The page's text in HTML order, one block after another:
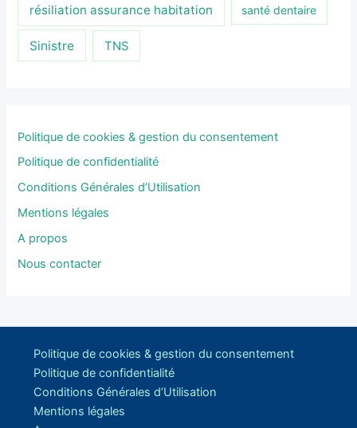
résiliation assurance habitation santé dentaire
Sinistre TNS
Politique de cookies & gestion du consentement
Politique de confidentialité
Conditions Générales d’Utilisation
Mentions légales
A propos
Nous contacter
Politique de cookies & gestion du consentement
Politique de confidentialité
Conditions Générales d’Utilisation
Mentions légales